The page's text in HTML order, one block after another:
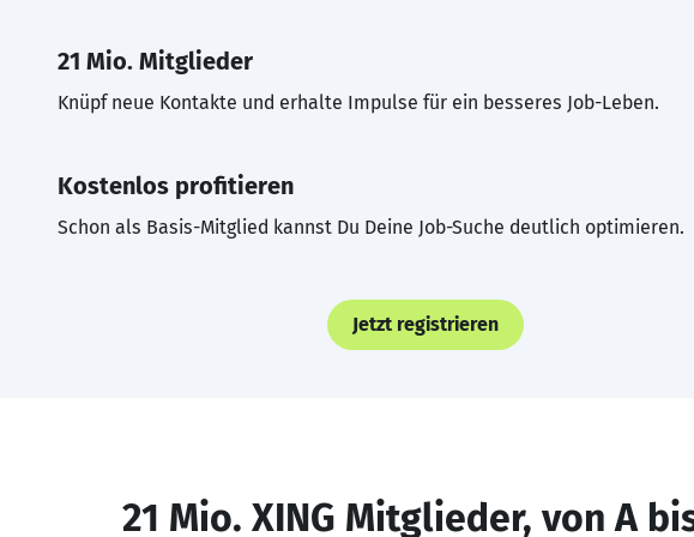
21 Mio. Mitglieder
Knüpf neue Kontakte und erhalte Impulse für ein besseres Job-Leben.
Kostenlos profitieren
Schon als Basis-Mitglied kannst Du Deine Job-Suche deutlich optimieren.
Jetzt registrieren
21 Mio. XING Mitglieder, von A